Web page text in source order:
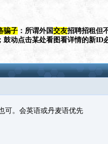
骗子 ：所谓外国交友招聘招租但
动点击某处看图看详情的新ID
可。会英语或丹麦语优先